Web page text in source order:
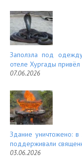
Заползла под
отеле Хургады привёл
07.06.2026
Здание уничтожено: в
поддерживали
03.06.2026